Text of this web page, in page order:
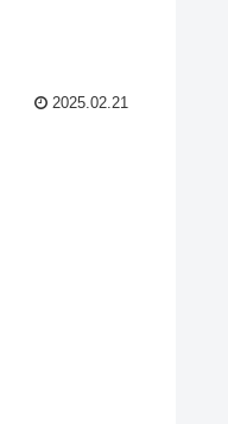
2025.02.21